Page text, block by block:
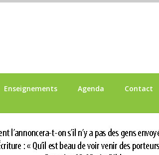
Enseignements Agenda Contact